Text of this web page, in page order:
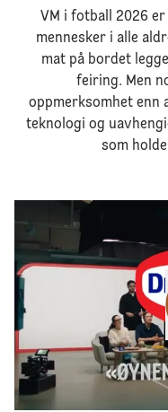
VM i fotball 2026
mennesker i alle
mat på bordet
feiring. Men
oppmerksomhet enn
teknologi og
som